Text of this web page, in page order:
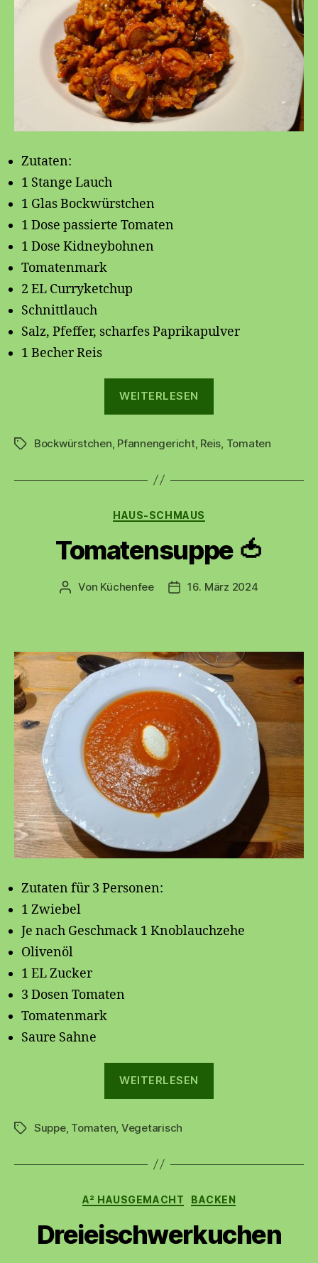
Zutaten:
1 Stange Lauch
1 Glas Bockwürstchen
1 Dose passierte Tomaten
1 Dose Kidneybohnen
Tomatenmark
2 EL Curryketchup
Schnittlauch
Salz, Pfeffer, scharfes Paprikapulver
1 Becher Reis
WEITERLESEN
Schlagwörter
Bockwürstchen Pfannengericht, Reis Tomaten
Kategorien
HAUS-SCHMAUS
Tomatensuppe 🍅
Beitragsautor
Von Küchenfee Beitragsdatum
16. März 2024
Zutaten für 3 Personen:
1 Zwiebel
Je nach Geschmack 1 Knoblauchzehe
Olivenöl
1 EL Zucker
3 Dosen Tomaten
Tomatenmark
Saure Sahne
WEITERLESEN
Schlagwörter
Suppe, Tomaten Vegetarisch
Kategorien
A² HAUSGEMACHT BACKEN
Dreieischwerkuchen